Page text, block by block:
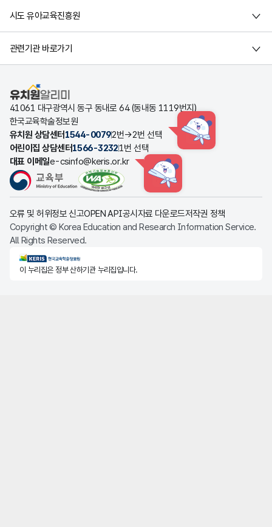
시도 유아교육진흥원
관련기관 바로가기
유치원알리미
41061 대구광역시 동구 동내로 64 (동내동 1119번지)
한국교육학술정보원
유치원 상담센터 1544-00792번→2번 선택 HINT
어린이집 상담센터1566-32321번 선택
대표 이메일e-csinfo@keris.or.kr
HINT
오류 및 허위정보 신고OPEN API공시자료 다운로드저작권 정책
Copyright © Korea Education and Research Information Service.
All Rights Reserved.
KERIS한국교육학술정보원
이 누리집은 정부 산하기관 누리집입니다.